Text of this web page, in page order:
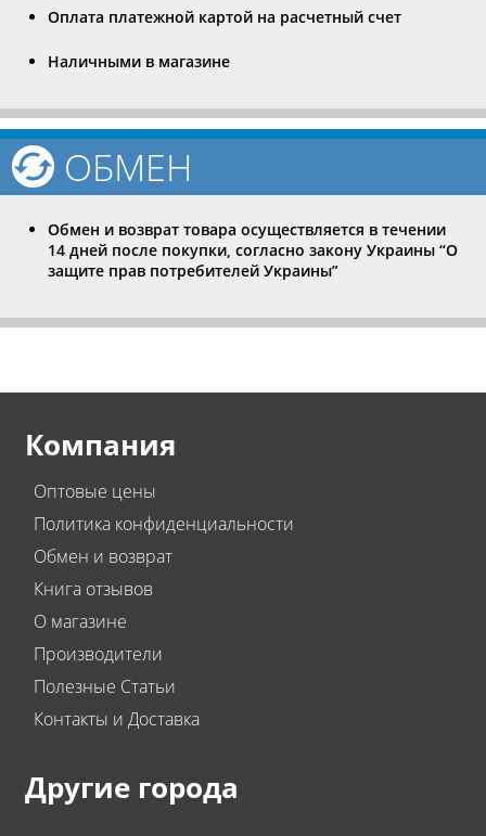
Оплата платежной картой на расчетный счет
Наличными в магазине
ОБМЕН
Обмен и возврат товара осуществляется в течении
14 дней после покупки, согласно закону Украины “О
защите прав потребителей Украины”
Компания
Оптовые цены
Политика конфиденциальности
Обмен и возврат
Книга отзывов
О магазине
Производители
Полезные Статьи
Контакты и Доставка
Другие города